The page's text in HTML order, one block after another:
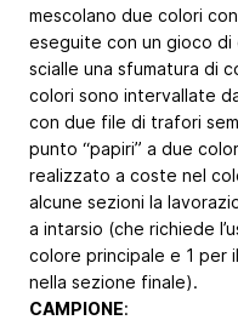
mescolano due colori
eseguite con un gioco
scialle una sfumatura di
colori sono intervallate
con due file di trafori
punto “papiri” a due
realizzato a coste nel
alcune sezioni la
a intarsio (che richiede
colore principale e 1 per
nella sezione finale).
CAMPIONE: